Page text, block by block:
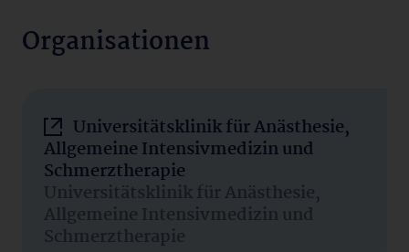
Organisationen
Universitätsklinik für Anästhesie,
Allgemeine Intensivmedizin und
Schmerztherapie
Universitätsklinik für Anästhesie,
Allgemeine Intensivmedizin und
Schmerztherapie